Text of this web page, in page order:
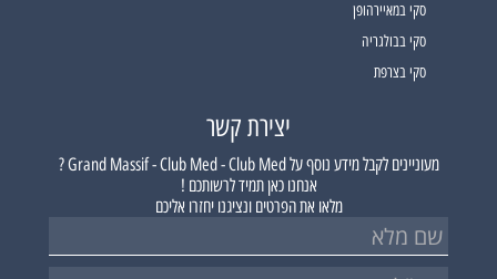
סקי במאיירהופן
סקי בבולגריה
סקי בצרפת
יצירת קשר
מעוניינים לקבל מידע נוסף עלGrand Massif - Club Med - Club Med ?
אנחנו כאן תמיד לרשותכם !
מלאו את הפרטים ונציגנו יחזרו אליכם